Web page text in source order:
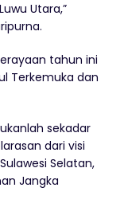
Utara,”
tahun ini
Terkemuka dan
sekadar
dari visi
Selatan,
Jangka